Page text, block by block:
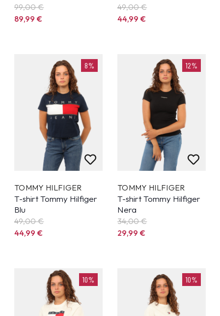
99,00 €
89,99€
49,00 €
44,99€
8%
TOMMY HILFIGER
T-shirt Tommy Hilfiger
Blu
49,00 €
44,99€
12%
TOMMY HILFIGER
T-shirt Tommy Hilfiger
Nera
34,00 €
29,99€
10% 10%